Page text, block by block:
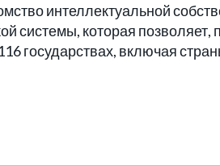
интеллектуальной
системы, которая позволяет,
государствах, включая